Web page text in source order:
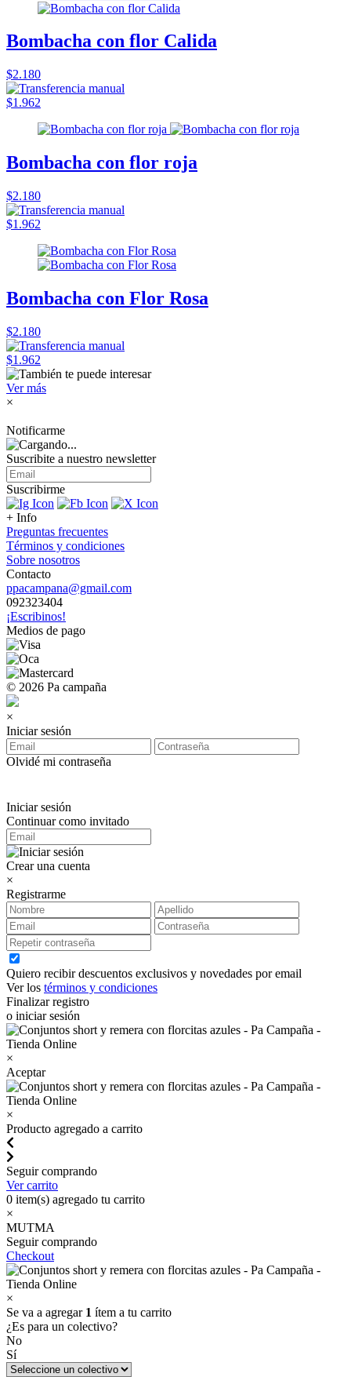
Bombacha con flor Calida
$2.180
$1.962
Bombacha con flor roja
$2.180
$1.962
Bombacha con Flor Rosa
$2.180
$1.962
Ver más
×
Notificarme
Suscribite a nuestro newsletter
Suscribirme
+ Info
Preguntas frecuentes
Términos y condiciones
Sobre nosotros
Contacto
ppacampana@gmail.com
092323404
¡Escribinos!
Medios de pago
© 2026 Pa campaña
×
Iniciar sesión
Olvidé mi contraseña
Iniciar sesión
Continuar como invitado
Crear una cuenta
×
Registrarme
Quiero recibir descuentos exclusivos y novedades por email
Ver los términos y condiciones
Finalizar registro
o iniciar sesión
×
Aceptar
×
Producto agregado a carrito
Seguir comprando
Ver carrito
0 item(s) agregado tu carrito
×
MUTMA
Seguir comprando
Checkout
×
Se va a agregar 1 ítem a tu carrito
¿Es para un colectivo?
No
Sí